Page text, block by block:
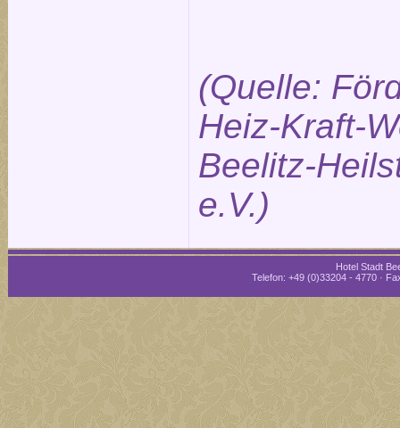
(Quelle:
Heiz-Kraft-
Beelitz-
e.V.)
Hotel Stadt
Telefon: +49 (0)33204 - 4770 ·